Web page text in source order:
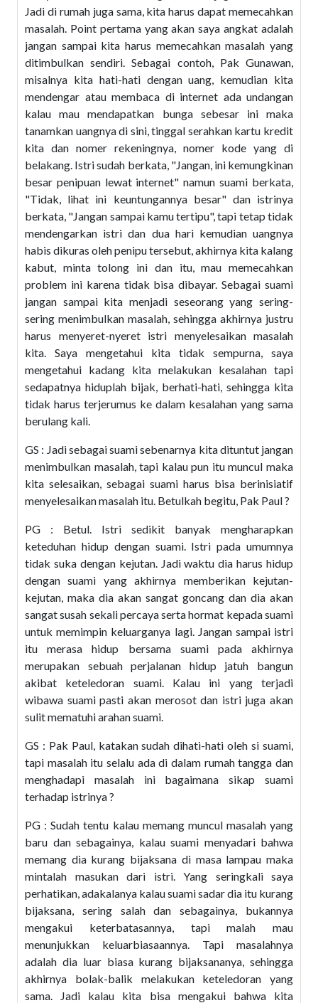
Jadi di rumah juga sama, kita harus dapat memecahkan
masalah. Point pertama yang akan saya angkat adalah
jangan sampai kita harus memecahkan masalah yang
ditimbulkan sendiri. Sebagai contoh, Pak Gunawan,
misalnya kita hati-hati dengan uang, kemudian kita
mendengar atau membaca di internet ada undangan
kalau mau mendapatkan bunga sebesar ini maka
tanamkan uangnya di sini, tinggal serahkan kartu kredit
kita dan nomer rekeningnya, nomer kode yang di
belakang. Istri sudah berkata, "Jangan, ini kemungkinan
besar penipuan lewat internet" namun suami berkata,
"Tidak, lihat ini keuntungannya besar" dan istrinya
berkata, "Jangan sampai kamu tertipu", tapi tetap tidak
mendengarkan istri dan dua hari kemudian uangnya
habis dikuras oleh penipu tersebut, akhirnya kita kalang
kabut, minta tolong ini dan itu, mau memecahkan
problem ini karena tidak bisa dibayar. Sebagai suami
jangan sampai kita menjadi seseorang yang sering-
sering menimbulkan masalah, sehingga akhirnya justru
harus menyeret-nyeret istri menyelesaikan masalah
kita. Saya mengetahui kita tidak sempurna, saya
mengetahui kadang kita melakukan kesalahan tapi
sedapatnya hiduplah bijak, berhati-hati, sehingga kita
tidak harus terjerumus ke dalam kesalahan yang sama
berulang kali.
GS : Jadi sebagai suami sebenarnya kita dituntut jangan
menimbulkan masalah, tapi kalau pun itu muncul maka
kita selesaikan, sebagai suami harus bisa berinisiatif
menyelesaikan masalah itu. Betulkah begitu, Pak Paul ?
PG : Betul. Istri sedikit banyak mengharapkan
keteduhan hidup dengan suami. Istri pada umumnya
tidak suka dengan kejutan. Jadi waktu dia harus hidup
dengan suami yang akhirnya memberikan kejutan-
kejutan, maka dia akan sangat goncang dan dia akan
sangat susah sekali percaya serta hormat kepada suami
untuk memimpin keluarganya lagi. Jangan sampai istri
itu merasa hidup bersama suami pada akhirnya
merupakan sebuah perjalanan hidup jatuh bangun
akibat keteledoran suami. Kalau ini yang terjadi
wibawa suami pasti akan merosot dan istri juga akan
sulit mematuhi arahan suami.
GS : Pak Paul, katakan sudah dihati-hati oleh si suami,
tapi masalah itu selalu ada di dalam rumah tangga dan
menghadapi masalah ini bagaimana sikap suami
terhadap istrinya ?
PG : Sudah tentu kalau memang muncul masalah yang
baru dan sebagainya, kalau suami menyadari bahwa
memang dia kurang bijaksana di masa lampau maka
mintalah masukan dari istri. Yang seringkali saya
perhatikan, adakalanya kalau suami sadar dia itu kurang
bijaksana, sering salah dan sebagainya, bukannya
mengakui keterbatasannya, tapi malah mau
menunjukkan keluarbiasaannya. Tapi masalahnya
adalah dia luar biasa kurang bijaksananya, sehingga
akhirnya bolak-balik melakukan keteledoran yang
sama. Jadi kalau kita bisa mengakui bahwa kita